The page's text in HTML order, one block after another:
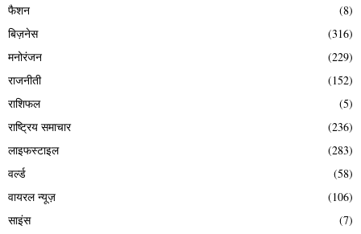
फैशन
(8)
बिज़नेस
(316)
मनोरंजन
(229)
राजनीती
(152)
राशिफल
(5)
राष्ट्रिय समाचार
(236)
लाइफस्टाइल
(283)
वर्ल्ड
(58)
वायरल न्यूज़
(106)
साइंस
(7)